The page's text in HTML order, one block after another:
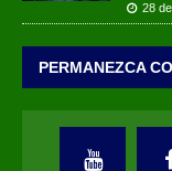
28
PERMANEZCA